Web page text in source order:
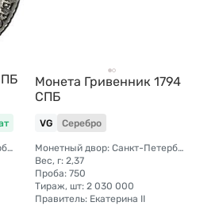
Монетный двор: Санкт-Петербургский монетный двор
Монета Гривенник 1794
СПБ
VG Серебро
Монетный двор: Санкт-Петербургский монетный двор
Вес, г: 2,37
Проба: 750
Тираж, шт: 2 030 000
Правитель: Екатерина II